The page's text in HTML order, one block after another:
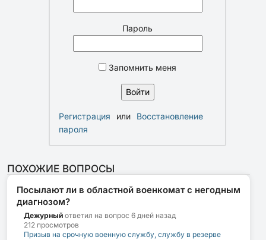
Пароль
Запомнить меня
Регистрация или
Восстановление
пароля
ПОХОЖИЕ ВОПРОСЫ
Посылают ли в областной военкомат с негодным
диагнозом?
Дежурный ответил на вопрос 6 дней назад
212 просмотров
Призыв на срочную военную службу, службу в резерве